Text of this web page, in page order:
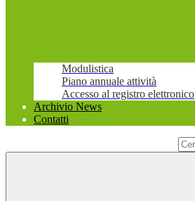
Modulistica
Piano annuale attività
Accesso al registro elettronico
Archivio News
Contatti